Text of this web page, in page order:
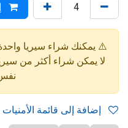
⚠️ يمكنك شراء سيريا واحدة فقط (4
لا يمكن شراء أكثر من